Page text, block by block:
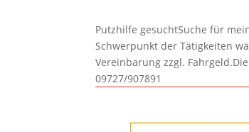
Putzhilfe gesuchtSuche für
Schwerpunkt der Tätigkeiten
Vereinbarung zzgl.
09727/907891